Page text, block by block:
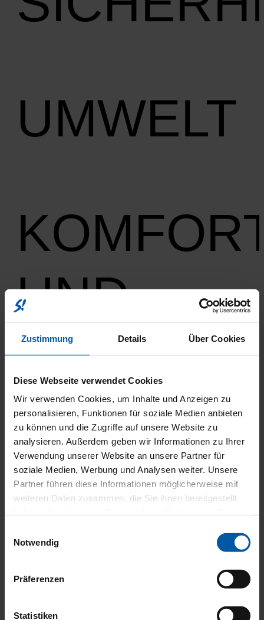
Zustimmung Details Über Cookies
Diese Webseite verwendet Cookies
Wir verwenden Cookies, um Inhalte und Anzeigen zu
personalisieren, Funktionen für soziale Medien anbieten
zu können und die Zugriffe auf unsere Website zu
analysieren. Außerdem geben wir Informationen zu Ihrer
Verwendung unserer Website an unsere Partner für
soziale Medien, Werbung und Analysen weiter. Unsere
Partner führen diese Informationen möglicherweise mit
weiteren Daten zusammen, die Sie ihnen bereitgestellt
Notwendig
Präferenzen
Statistiken
UMWELT
UND